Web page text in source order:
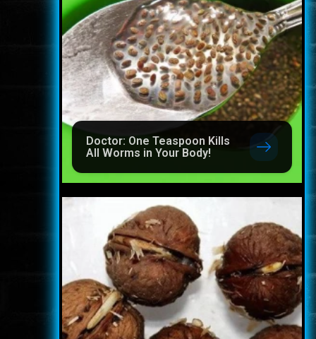
Doctor: One Teaspoon Kills
All Worms in Your Body!